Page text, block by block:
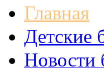
Главная
Детские
Новости